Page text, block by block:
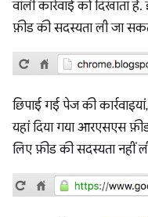
वाली कार्रवाई को
फ़ीड की सदस्यता ली जा
छिपाई गई पेज की
यहां दिया गया आरएसएस
लिए फ़ीड की सदस्यता नहीं